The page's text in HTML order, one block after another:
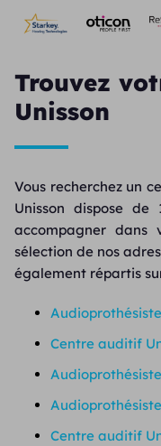
Trouvez
Unisson
Vous recherchez un
Unisson dispose
accompagner dans
sélection de nos
également répartis
Centre auditif
Centre auditif